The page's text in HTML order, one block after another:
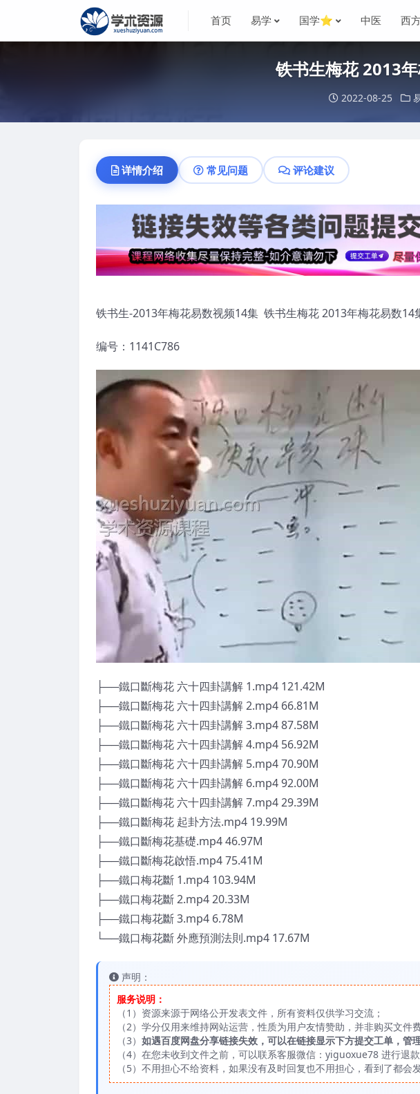
首页 易学 国学⭐ 中医 西
铁书生梅花 2013
2022-08-25
详情介绍 常见问题 评论建议
铁书生-2013年梅花易数视频14集 铁书生梅花 2013年梅花易数14
编号：1141C786
├──鐵口斷梅花 六十四卦講解 1.mp4 121.42M
├──鐵口斷梅花 六十四卦講解 2.mp4 66.81M
├──鐵口斷梅花 六十四卦講解 3.mp4 87.58M
├──鐵口斷梅花 六十四卦講解 4.mp4 56.92M
├──鐵口斷梅花 六十四卦講解 5.mp4 70.90M
├──鐵口斷梅花 六十四卦講解 6.mp4 92.00M
├──鐵口斷梅花 六十四卦講解 7.mp4 29.39M
├──鐵口斷梅花 起卦方法.mp4 19.99M
├──鐵口斷梅花基礎.mp4 46.97M
├──鐵口斷梅花啟悟.mp4 75.41M
├──鐵口梅花斷 1.mp4 103.94M
├──鐵口梅花斷 2.mp4 20.33M
├──鐵口梅花斷 3.mp4 6.78M
└──鐵口梅花斷 外應預測法則.mp4 17.67M
声明：
服务说明：
（1）资源来源于网络公开发表文件，所有资料仅供学习交流；
（2）学分仅用来维持网站运营，性质为用户友情赞助，并非购买文件
（3） 如遇百度网盘分享链接失效，可以在链接显示下方提交工单，管
（4）在您未收到文件之前，可以联系客服微信：yiguoxue78 进行退
（5）不用担心不给资料，如果没有及时回复也不用担心，看到了都会